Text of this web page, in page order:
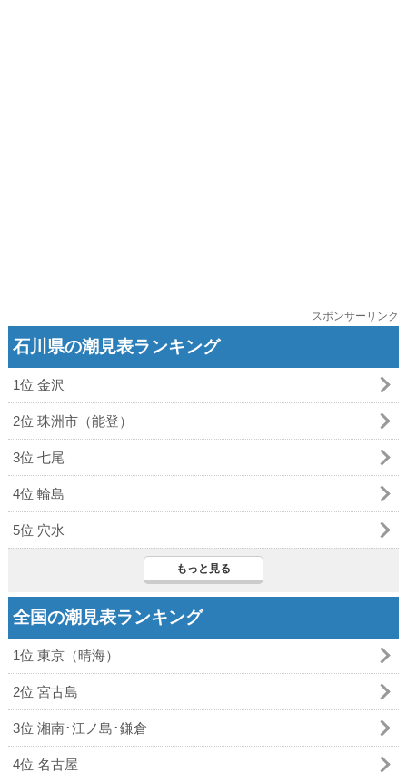
スポンサーリンク
石川県の潮見表ランキング
1位 金沢
2位 珠洲市（能登）
3位 七尾
4位 輪島
5位 穴水
もっと見る
全国の潮見表ランキング
1位 東京（晴海）
2位 宮古島
3位 湘南･江ノ島･鎌倉
4位 名古屋